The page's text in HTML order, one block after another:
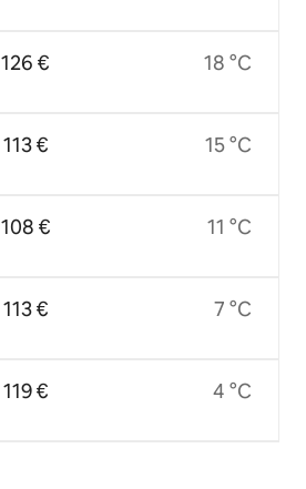
126 €
113 €
108 €
113 €
119 €
18 °C
15 °C
11 °C
7 °C
4 °C